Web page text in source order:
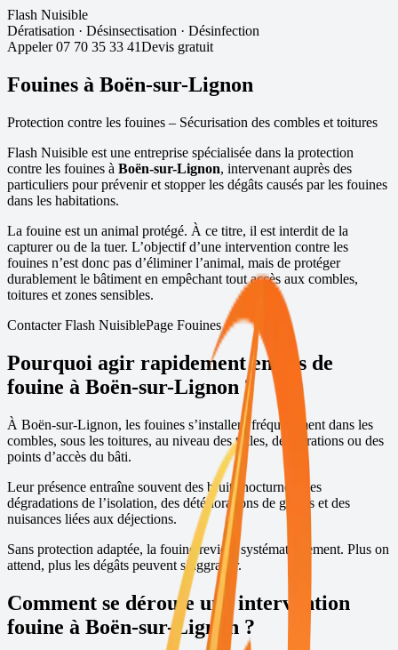
Flash Nuisible
Dératisation · Désinsectisation · Désinfection
Appeler 07 70 35 33 41Devis gratuit
Fouines à Boën-sur-Lignon
Protection contre les fouines – Sécurisation des combles et toitures
Flash Nuisible est une entreprise spécialisée dans la protection
contre les fouines à Boën-sur-Lignon, intervenant auprès des
particuliers pour prévenir et stopper les dégâts causés par les fouines
dans les habitations.
La fouine est un animal protégé. À ce titre, il est interdit de la
capturer ou de la tuer. L’objectif d’une intervention contre les
fouines n’est donc pas d’éliminer l’animal, mais de protéger
durablement le bâtiment en empêchant tout accès aux combles,
toitures et zones sensibles.
Contacter Flash NuisiblePage Fouines
Pourquoi agir rapidement en cas de
fouine à Boën-sur-Lignon ?
À Boën-sur-Lignon, les fouines s’installent fréquemment dans les
combles, sous les toitures, au niveau des tuiles, des aérations ou des
points d’accès du bâti.
Leur présence entraîne souvent des bruits nocturnes, des
dégradations de l’isolation, des détériorations de gaines et des
nuisances liées aux déjections.
Sans protection adaptée, la fouine revient systématiquement. Plus on
attend, plus les dégâts peuvent s’aggraver.
Comment se déroule une intervention
fouine à Boën-sur-Lignon ?